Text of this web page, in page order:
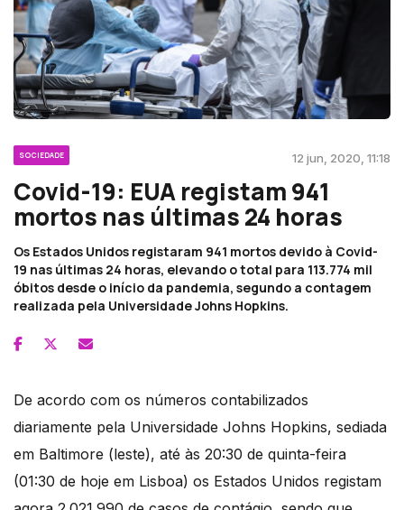
SOCIEDADE 12 jun, 2020, 11:18
Covid-19: EUA registam 941
mortos nas últimas 24 horas
Os Estados Unidos registaram 941 mortos devido à Covid-
19 nas últimas 24 horas, elevando o total para 113.774 mil
óbitos desde o início da pandemia, segundo a contagem
realizada pela Universidade Johns Hopkins.
De acordo com os números contabilizados
diariamente pela Universidade Johns Hopkins, sediada
em Baltimore (leste), até às 20:30 de quinta-feira
(01:30 de hoje em Lisboa) os Estados Unidos registam